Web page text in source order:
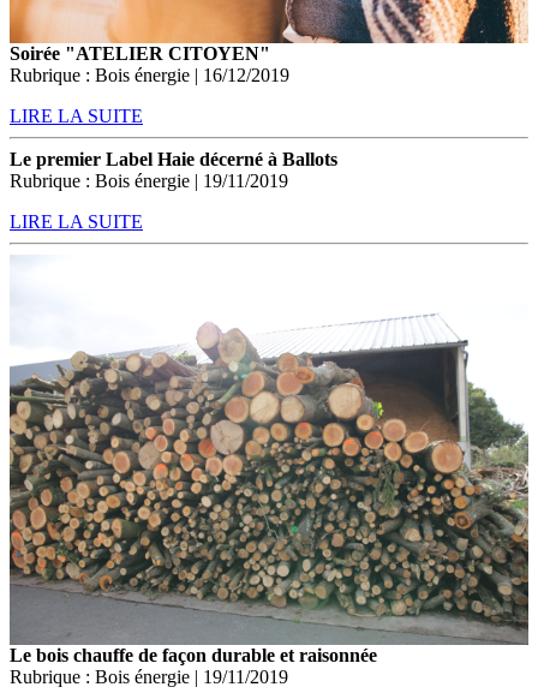
Soirée "ATELIER CITOYEN"
Rubrique : Bois énergie | 16/12/2019
LIRE LA SUITE
Le premier Label Haie décerné à Ballots
Rubrique : Bois énergie | 19/11/2019
LIRE LA SUITE
Le bois chauffe de façon durable et raisonnée
Rubrique : Bois énergie | 19/11/2019